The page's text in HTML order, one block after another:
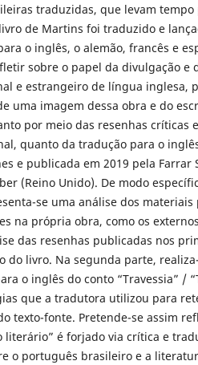
traduzidas, que levam
de Martins foi traduzido e
o inglês, o alemão, francês e
sobre o papel da divulgação e
e estrangeiro de língua inglesa,
uma imagem dessa obra e do
por meio das resenhas críticas
quanto da tradução para o
e publicada em 2019 pela Farrar
(Reino Unido). De modo
se uma análise dos
na própria obra, como os
das resenhas publicadas nos
do livro. Na segunda parte,
o inglês do conto “Travessia” /
que a tradutora utilizou para
texto-fonte. Pretende-se assim
literário” é forjado via crítica e
o português brasileiro e a